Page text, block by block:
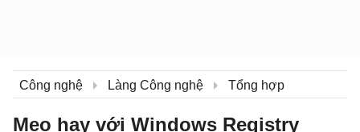
Công nghệ Làng Công nghệ Tổng hợp
Mẹo hay với Windows Registry